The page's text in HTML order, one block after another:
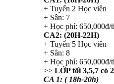
+ Tuyển 2 Học viên
+ Sân: 7
+ Học phí: 650,000đ/
CA2: (20H-22H)
+ Tuyển 5 Học viên
+ Sân: 8
+ Học phí: 650,000đ/
>> LỚP tối 3,5,7 có
CA 1: ( 18h-20h)